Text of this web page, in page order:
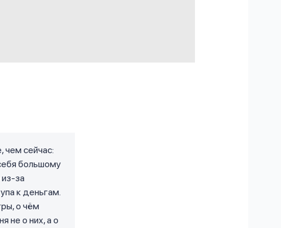
чем сейчас:
большому
за
к деньгам.
о чём
не о них, а о